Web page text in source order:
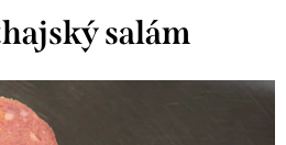
salám